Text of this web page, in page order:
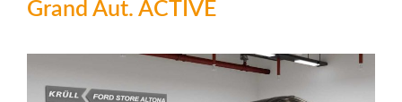
Grand Aut. ACTIVE